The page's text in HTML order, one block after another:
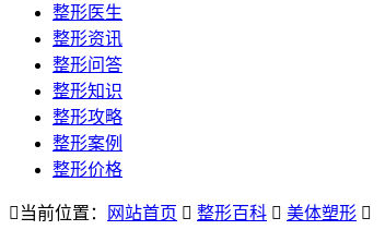
整形医生
整形资讯
整形问答
整形知识
整形攻略
整形案例
整形价格
 当前位置： 网站首页  整形百科  美体塑形 